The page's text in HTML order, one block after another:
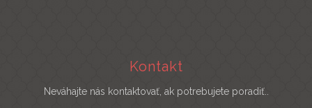
Kontakt
Neváhajte nás kontaktovať, ak potrebujete poradiť..